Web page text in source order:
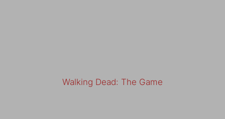
Walking Dead: The Game